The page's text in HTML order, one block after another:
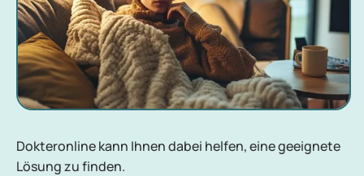
Dokteronline kann Ihnen dabei helfen, eine geeignete
Lösung zu finden.